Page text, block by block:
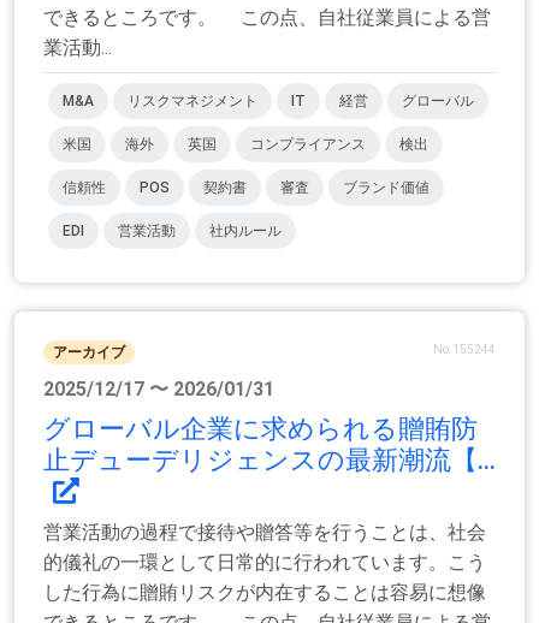
できるところです。 この点、自社従業員による営
業活動...
M&A リスクマネジメント IT 経営 グローバル
米国 海外 英国 コンプライアンス 検出
信頼性 POS 契約書 審査 ブランド価値
EDI 営業活動 社内ルール
アーカイブ No.155244
2025/12/17 〜 2026/01/31
グローバル企業に求められる贈賄防
止デューデリジェンスの最新潮流【...
営業活動の過程で接待や贈答等を行うことは、社会
的儀礼の一環として日常的に行われています。こう
した行為に贈賄リスクが内在することは容易に想像